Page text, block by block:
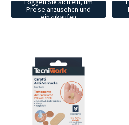
Loggen Sie sich ein, um
Preise anzusehen und
einzukaufen